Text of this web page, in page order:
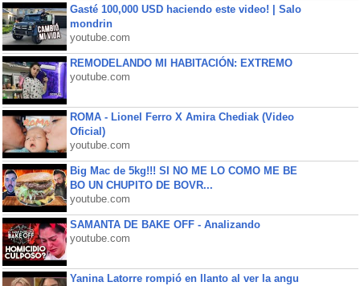
Gasté 100,000 USD haciendo este video! | Salo
mondrin
youtube.com
REMODELANDO MI HABITACIÓN: EXTREMO
youtube.com
ROMA - Lionel Ferro X Amira Chediak (Video
Oficial)
youtube.com
Big Mac de 5kg!!! SI NO ME LO COMO ME BE
BO UN CHUPITO DE BOVR...
youtube.com
SAMANTA DE BAKE OFF - Analizando
youtube.com
Yanina Latorre rompió en llanto al ver la angu